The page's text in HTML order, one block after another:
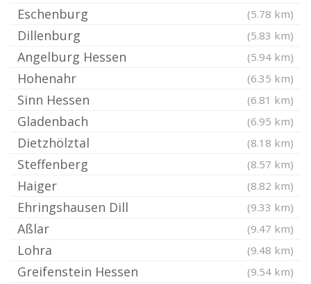
Eschenburg (5.78 km)
Dillenburg (5.83 km)
Angelburg Hessen (5.94 km)
Hohenahr (6.35 km)
Sinn Hessen (6.81 km)
Gladenbach (6.95 km)
Dietzhölztal (8.18 km)
Steffenberg (8.57 km)
Haiger (8.82 km)
Ehringshausen Dill (9.33 km)
Aßlar (9.47 km)
Lohra (9.48 km)
Greifenstein Hessen (9.54 km)